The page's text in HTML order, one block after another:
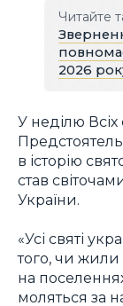
Читайте
2026
У неділю
в історію
став
України.
«Усі святі
того, чи жили
на
моляться за